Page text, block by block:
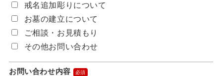
戒名追加彫りについて
お墓の建立について
ご相談・お見積もり
その他お問い合わせ
お問い合わせ内容